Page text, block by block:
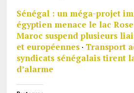
Sénégal : un méga-projet
égyptien menace le lac Rose
Maroc suspend plusieurs
et européennes· Transport
syndicats sénégalais tirent
d’alarme